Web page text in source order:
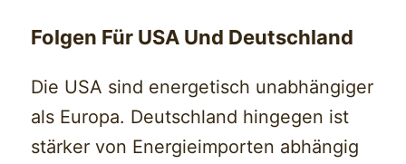
Folgen Für USA Und Deutschland
Die USA sind energetisch unabhängiger
als Europa. Deutschland hingegen ist
stärker von Energieimporten abhängig